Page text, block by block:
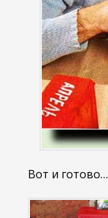
Вот и готово…